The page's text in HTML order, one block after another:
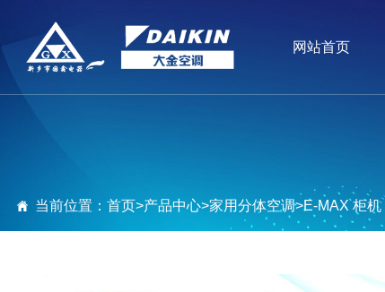
网站首页
当前位置： 首页>产品中心>家用分体空调>E-MAX 柜机